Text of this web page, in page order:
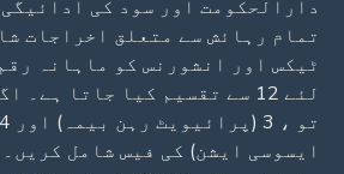
دارالحکومت اور سود کی ادائیگی
تمام رہائش سے متعلق اخراجات
ٹیکس اور انشورنس کو ماہانہ
لئے 12 سے تقسیم کیا جاتا ہے۔
ایسوسی ایشن) کی فیس شامل